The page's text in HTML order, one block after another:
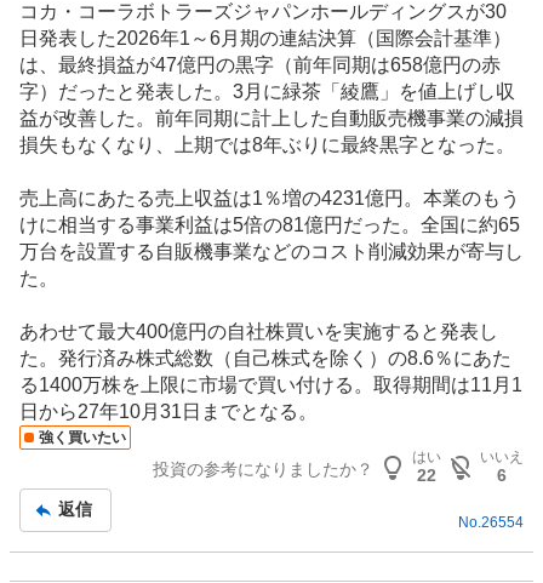
コカ・コーラボトラーズジャパンホールディングスが30
日発表した2026年1～6月期の連結決算（ 国際会計基準）
は、最終損益が47億円の黒字（前年同期は658億円の赤
字）だったと発表した。3月に緑茶「綾鷹」を値上げし収
益が改善した。前年同期に計上した 自動販売機事業の減損
損失もなくなり、上期では8年ぶりに最終黒字となった。
売上高にあたる売上収益は1％増の4231億円。本業のもう
けに相当する事業利益は5倍の81億円だった。全国に約65
万台を設置する自販機事業などのコスト削減効果が寄与し
た。
あわせて最大400億円の自社株買いを実施すると発表し
た。発行済み株式総数（自己株式を除く）の8.6％にあた
る1400万株を上限に市場で買い付ける。取得期間は11月1
日から27年10月31日までとなる。
強く買いたい
投資の参考になりましたか？
はい
22
いいえ
6
返信
No. 26554